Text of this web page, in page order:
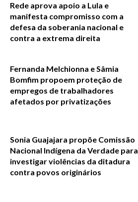
Rede aprova apoio a Lula e
manifesta compromisso com a
defesa da soberania nacional e
contra a extrema direita
Fernanda Melchionna e Sâmia
Bomfim propoem proteção de
empregos de trabalhadores
afetados por privatizações
Sonia Guajajara propõe Comissão
Nacional Indígena da Verdade para
investigar violências da ditadura
contra povos originários